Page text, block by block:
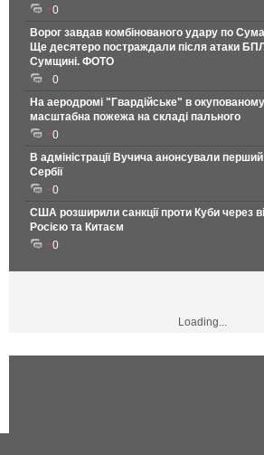
0
Ворог завдав комбінованого удару по
Ще десятеро постраждали після атаки
Сумщині. ФОТО
0
На аеродромі "Гвардійське" в
масштабна пожежа на складі пального
0
В адміністрації Вучича анонсували
Сербії
0
США розширили санкції проти Куби через
Росією та Китаєм
0
Loading...